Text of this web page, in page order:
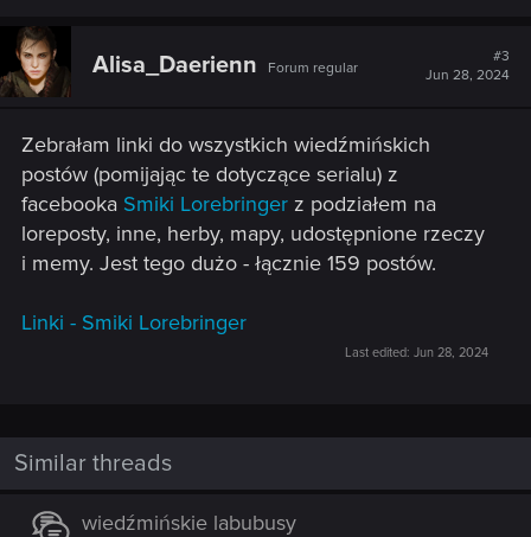
t
o
:
Alisa_Daerienn Forum regular
#3
Jun 28, 2024
Zebrałam linki do wszystkich wiedźmińskich
postów (pomijając te dotyczące serialu) z
facebooka Smiki Lorebringer z podziałem na
loreposty, inne, herby, mapy, udostępnione rzeczy
i memy. Jest tego dużo - łącznie 159 postów.
Linki - Smiki Lorebringer
Last edited: Jun 28, 2024
Similar threads
wiedźmińskie labubusy